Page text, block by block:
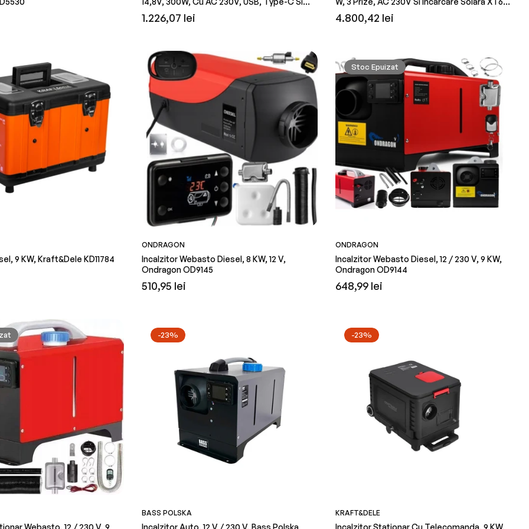
obișnuitredus
obișnuit
Incarcare Solara, Kraft&Dele KD5531
Preț
1.226,07 lei
Kraft&Dele KD5532
Preț
4.800,42 lei
9 KW, Kraft&Dele KD11784
ONDRAGON
Incalzitor Webasto Diesel, 8 KW, 12 V,
Ondragon OD9145
Preț
510,95 lei
Stoc Epuizat
ONDRAGON
Incalzitor Webasto Diesel, 12 / 230 V, 9 KW,
Ondragon OD9144
Preț
648,99 lei
Webasto, 12 / 230 V, 9
-23%
BASS POLSKA
Incalzitor Auto, 12 V / 230 V, Bass Polska
-23%
KRAFT&DELE
Incalzitor Stationar Cu Telecomanda, 9 KW,